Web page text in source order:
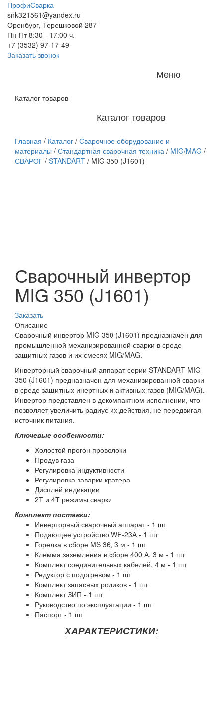
ПрофиСварка
snk321561@yandex.ru
Оренбург, Терешковой 287
Пн-Пт 8:30 - 17:00 ч.
+7 (3532) 97-17-49
Заказать звонок
Меню
Каталог товаров
Каталог товаров
Главная / Каталог / Сварочное оборудование и
материалы / Стандартная сварочная техника / MIG/MAG /
СВАРОГ / STANDART / MIG 350 (J1601)
Сварочный инвертор
MIG 350 (J1601)
Заказать
Описание
Сварочный инвертор MIG 350 (J1601) предназначен для
промышленной механизированной сварки в среде
защитных газов и их смесях MIG/MAG.
Инверторный сварочный аппарат серии STANDART MIG
350 (J1601) предназначен для механизированной сварки
в среде защитных инертных и активных газов (MIG/MAG).
Инвертор представлен в декомпактном исполнении, что
позволяет увеличить радиус их действия, не передвигая
источник питания.
Ключевые особенности:
Холостой прогон проволоки
Продув газа
Регулировка индуктивности
Регулировка заварки кратера
Дисплей индикации
2Т и 4Т режимы сварки
Комплект поставки:
Инверторный сварочный аппарат - 1 шт
Подающее устройство WF-23А - 1 шт
Горелка в сборе MS 36, 3 м - 1 шт
Клемма заземления в сборе 400 А, 3 м - 1 шт
Комплект соединительных кабелей, 4 м - 1 шт
Редуктор с подогревом - 1 шт
Комплект запасных роликов - 1 шт
Комплект ЗИП - 1 шт
Руководство по эксплуатации - 1 шт
Паспорт - 1 шт
ХАРАКТЕРИСТИКИ: